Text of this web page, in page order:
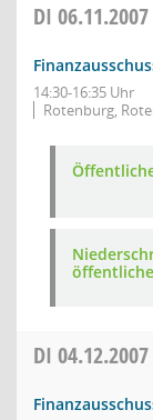
DI 06.11.2007
14:30-16:35 Uhr
Rotenburg,
DI 04.12.2007